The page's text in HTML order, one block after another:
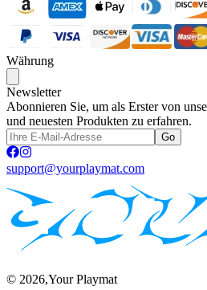
Währung
Newsletter
Abonnieren Sie, um als Erster von
und neuesten Produkten zu erfahren.
Go
support@yourplaymat.com
© 2026,Your Playmat